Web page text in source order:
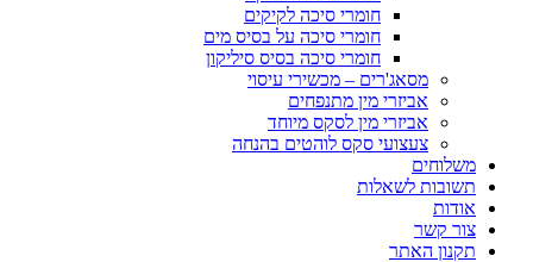
חומרי סיכה לקיקים
חומרי סיכה על בסיס מים
חומרי סיכה בסיס סיליקון
מסאג'רים – מכשירי עיסוי
אביזרי מין מתנפחים
אביזרי מין לסקס מיוחד
צעצועי סקס לוהטים בהנחה
משלוחים
תשובות לשאלות
אודות
צור קשר
תקנון האתר